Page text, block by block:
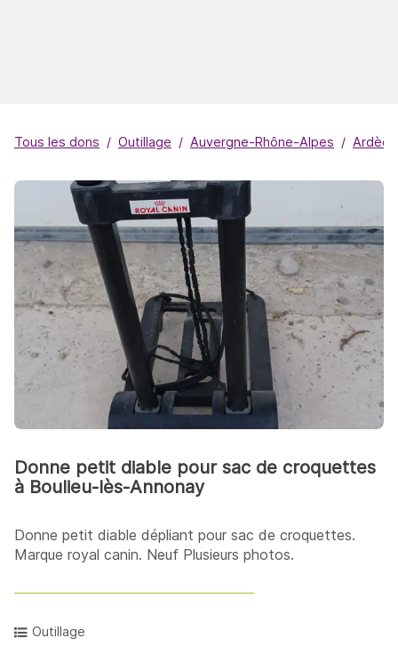
Tous les dons Outillage Auvergne-Rhône-Alpes
Donne petit diable pour sac de croquettes
à Boulieu-lès-Annonay
Donne petit diable dépliant pour sac de croquettes.
Marque royal canin. Neuf Plusieurs photos.
Outillage